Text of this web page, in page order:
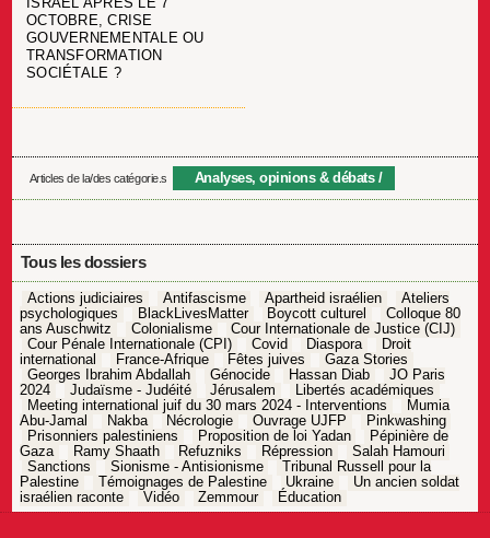
ISRAËL APRÈS LE 7
OCTOBRE, CRISE
GOUVERNEMENTALE OU
TRANSFORMATION
SOCIÉTALE ?
Articles de la/des catégorie.s Analyses, opinions & débats
Tous les dossiers
Actions judiciaires Antifascisme Apartheid israélien
Ateliers
psychologiques
BlackLivesMatter Boycott culturel
Colloque 80
ans Auschwitz
Colonialisme
Cour Internationale de Justice (CIJ)
Cour Pénale Internationale (CPI)
Covid Diaspora
Droit
international
France-Afrique Fêtes juives
Gaza Stories
Georges Ibrahim Abdallah
Génocide Hassan Diab
JO Paris
2024
Judaïsme - Judéité Jérusalem
Libertés académiques
Meeting international juif du 30 mars 2024 - Interventions
Mumia
Abu-Jamal
Nakba Nécrologie Ouvrage UJFP
Pinkwashing
Prisonniers palestiniens
Proposition de loi Yadan
Pépinière de
Gaza
Ramy Shaath Refuzniks Répression
Salah Hamouri
Sanctions
Sionisme - Antisionisme
Tribunal Russell pour la
Palestine
Témoignages de Palestine Ukraine
Un ancien soldat
israélien raconte
Vidéo Zemmour Éducation
Navigation